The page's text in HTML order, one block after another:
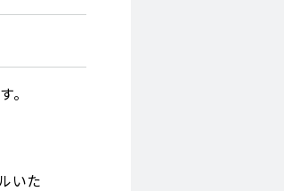
。
いた